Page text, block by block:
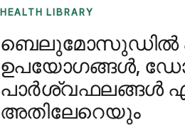
HEALTH LIBRARY
ബെലുമോസുഡിൽ
ഉപയോഗങ്ങൾ,
പാർശ്വഫലങ്ങൾ
അതിലേറെയും